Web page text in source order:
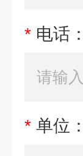
* 电话：
* 单位：